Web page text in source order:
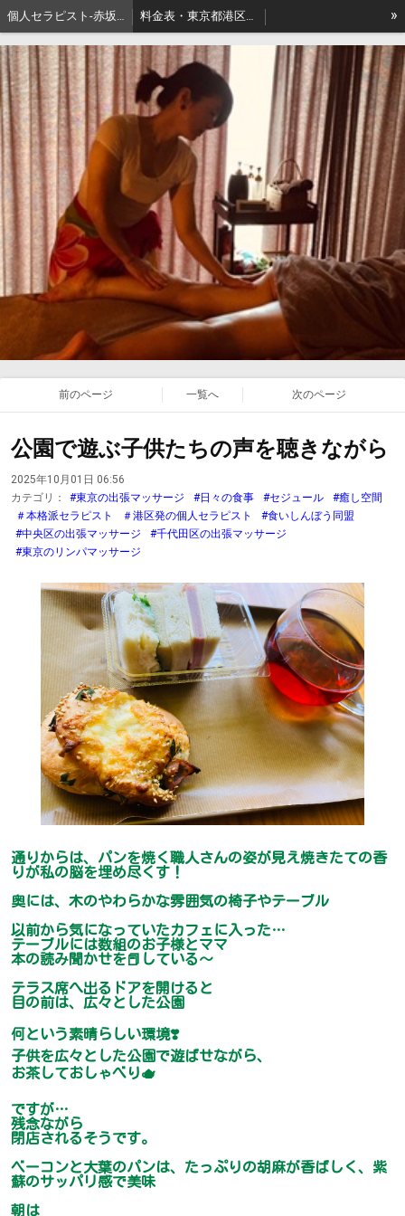
個人セラピスト-赤坂､出張リンパマッサージはアロマセジュール東京 料金表・東京都港区－本格派出張アロマオイルマッサージはセジュールへ
セジュールオーナーセラピスト健康ブログ
»
前のページ 一覧へ 次のページ
公園で遊ぶ子供たちの声を聴きながら
2025年10月01日 06:56
カテゴリ：
#東京の出張マッサージ #日々の食事 #セジュール
#癒し空間
＃本格派セラピスト
＃港区発の個人セラピスト
#食いしんぼう同盟
#中央区の出張マッサージ
#千代田区の出張マッサージ
#東京のリンパマッサージ
通りからは、パンを焼く職人さんの姿が見え焼きたての香
りが私の脳を埋め尽くす！
奥には、木のやわらかな雰囲気の椅子やテーブル
以前から気になっていたカフェに入った…
テーブルには数組のお子様とママ
本の読み聞かせを📕している〜
テラス席へ出るドアを開けると
目の前は、広々とした公園
何という素晴らしい環境❣️
子供を広々とした公園で遊ばせながら、
お茶しておしゃべり🫖
ですが…
残念ながら
閉店されるそうです。
ベーコンと大葉のパンは、たっぷりの胡麻が香ばしく、紫
蘇のサッパリ感で美味
朝は